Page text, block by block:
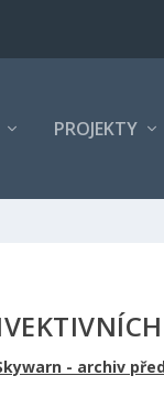
PROJEKTY
- archiv